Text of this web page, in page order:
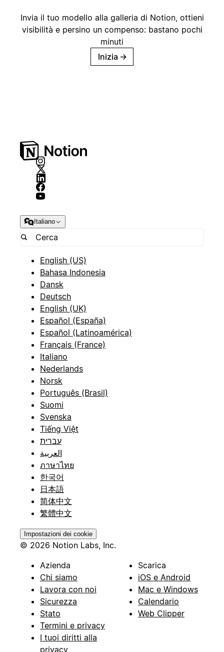
Invia il tuo modello alla galleria di Notion, ottieni
visibilità e persino un compenso: bastano pochi
minuti
Inizia →
Italiano
English (US)
Bahasa Indonesia
Dansk
Deutsch
English (UK)
Español (España)
Español (Latinoamérica)
Français (France)
Italiano
Nederlands
Norsk
Português (Brasil)
Suomi
Svenska
Tiếng Việt
עברית
العربية
ภาษาไทย
한국어
日本語
简体中文
繁體中文
Impostazioni dei cookie
© 2026 Notion Labs, Inc.
Azienda
Chi siamo
Lavora con noi
Sicurezza
Stato
Termini e privacy
I tuoi diritti alla
privacy
Scarica
iOS e Android
Mac e Windows
Calendario
Web Clipper